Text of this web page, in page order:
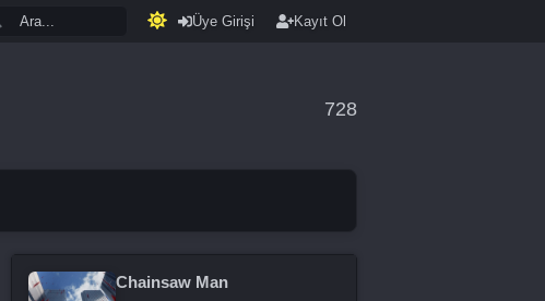
Üye Girişi Kayıt Ol
728
Chainsaw Man